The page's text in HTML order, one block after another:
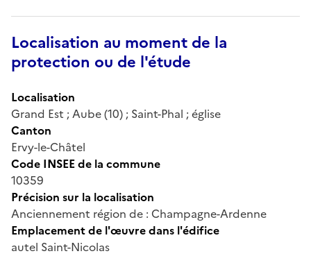
Localisation au moment de la
protection ou de l'étude
Localisation
Grand Est ; Aube (10) ; Saint-Phal ; église
Canton
Ervy-le-Châtel
Code INSEE de la commune
10359
Précision sur la localisation
Anciennement région de : Champagne-Ardenne
Emplacement de l'œuvre dans l'édifice
autel Saint-Nicolas